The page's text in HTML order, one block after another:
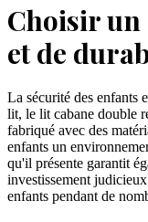
Choisir
et de
La sécurité des enfants
lit, le lit cabane double
fabriqué avec des
enfants un
qu'il présente garantit
investissement
enfants pendant de